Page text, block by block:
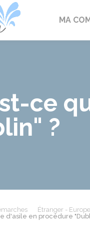
MA
ce
?
Étranger - Europe
d'asile en procédure